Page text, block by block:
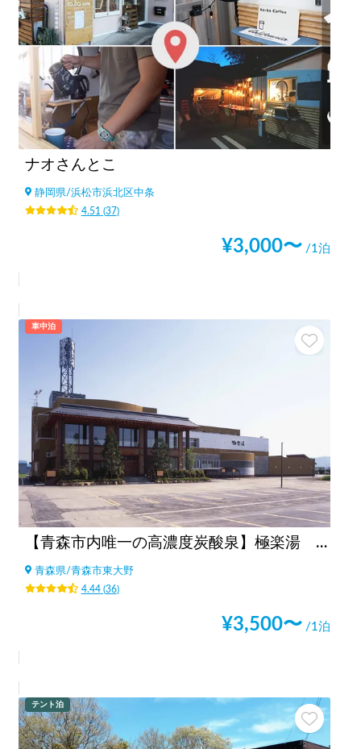
ナオさんとこ
静岡県/浜松市浜北区中条
4.51 (37)
¥3,000〜 /1泊
車中泊
【青森市内唯一の高濃度炭酸泉】極楽湯 青森店
青森県/青森市東大野
4.44(36)
¥3,500〜 /1泊
テント泊